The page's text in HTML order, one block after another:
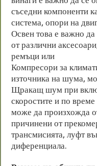
съседни компоненти
система, опори на
Освен това е важно
от различни
ремъци или
Компресори за
източника на шума,
Щракащ шум при
скоростите и по
може да произхожда
причинени от
трансмисията, луфт
диференциала.